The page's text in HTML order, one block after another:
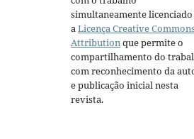
simultaneamente
aLicença Creative
Attributionque permite o
compartilhamento do
com reconhecimento da
e publicação inicial nesta
revista.